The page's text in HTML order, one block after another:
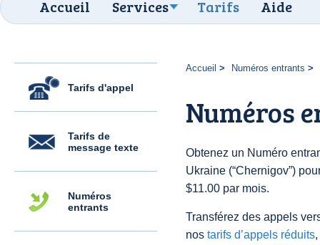
Accueil Services Tarifs Aide
Tarifs d'appel
Tarifs de
message texte
Numéros
entrants
Accueil Numéros entrants
Numéros
Obtenez un Numéro
Ukraine (“Chernigov”)
$11.00 par mois.
Transférez des appels
nos tarifs d’appels réduits